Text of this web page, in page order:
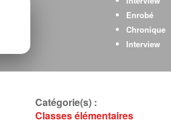
Enrobé
Chronique
Interview
Catégorie(s) :
Classes élémentaires